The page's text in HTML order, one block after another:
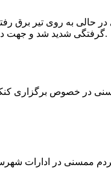
در حالی به روی تیر برق
گرفتگی شدید شد و جهت درمان به شیراز انتقال یافت.به گفته این منبع آگاه ؛ متاسفانه هر دو دست این نیروی کار به دلیل سوختگی شدید قطع شده است.